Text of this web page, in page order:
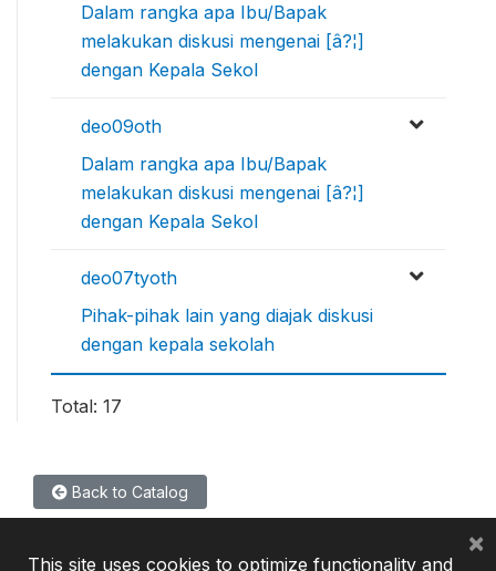
Dalam rangka apa Ibu/Bapak
melakukan diskusi mengenai [â?¦]
dengan Kepala Sekol
deo09oth
Dalam rangka apa Ibu/Bapak
melakukan diskusi mengenai [â?¦]
dengan Kepala Sekol
deo07tyoth
Pihak-pihak lain yang diajak diskusi
dengan kepala sekolah
Total: 17
Back to Catalog
This site uses cookies to optimize functionality and
×